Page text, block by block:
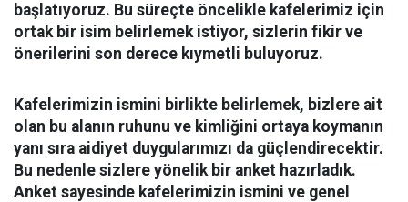
başlatıyoruz. Bu süreçte öncelikle kafelerimiz için
ortak bir isim belirlemek istiyor, sizlerin fikir ve
önerilerini son derece kıymetli buluyoruz.
Kafelerimizin ismini birlikte belirlemek, bizlere ait
olan bu alanın ruhunu ve kimliğini ortaya koymanın
yanı sıra aidiyet duygularımızı da güçlendirecektir.
Bu nedenle sizlere yönelik bir anket hazırladık.
Anket sayesinde kafelerimizin ismini ve genel